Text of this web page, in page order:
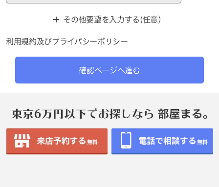
その他要望を入力する(任意）
利用規約及びプライバシーポリシー
確認ページへ進む